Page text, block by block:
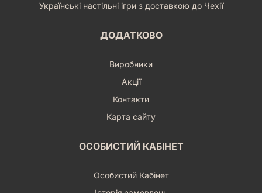
Українські настільні ігри з доставкою до Чехії
ДОДАТКОВО
Виробники
Акції
Контакти
Карта сайту
ОСОБИСТИЙ КАБІНЕТ
Особистий Кабінет